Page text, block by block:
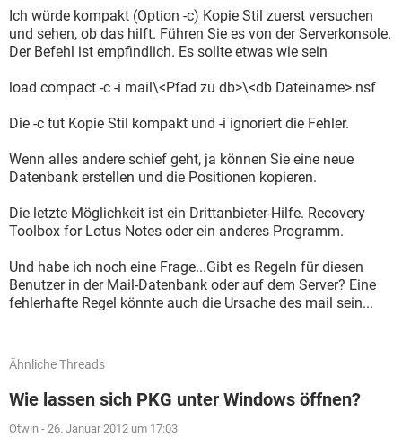
Ich würde kompakt (Option -c) Kopie Stil zuerst versuchen
und sehen, ob das hilft. Führen Sie es von der Serverkonsole.
Der Befehl ist empfindlich. Es sollte etwas wie sein
load compact -c -i mail\<Pfad zu db>\<db Dateiname>.nsf
Die -c tut Kopie Stil kompakt und -i ignoriert die Fehler.
Wenn alles andere schief geht, ja können Sie eine neue
Datenbank erstellen und die Positionen kopieren.
Die letzte Möglichkeit ist ein Drittanbieter-Hilfe. Recovery
Toolbox for Lotus Notes oder ein anderes Programm.
Und habe ich noch eine Frage...Gibt es Regeln für diesen
Benutzer in der Mail-Datenbank oder auf dem Server? Eine
fehlerhafte Regel könnte auch die Ursache des mail sein...
Ähnliche Threads
Wie lassen sich PKG unter Windows öffnen?
Otwin - 26. Januar 2012 um 17:03